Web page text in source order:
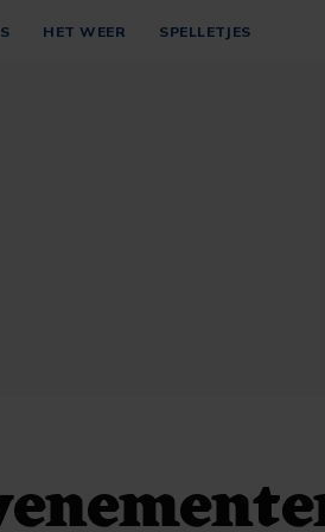
HET WEER SPELLETJES